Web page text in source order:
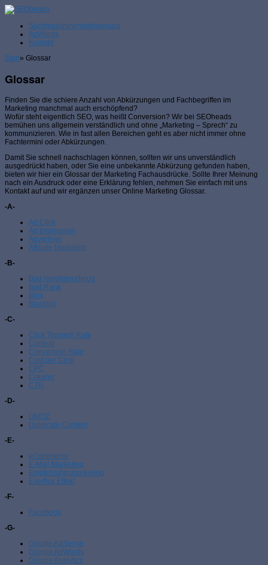
Suchmaschinenoptimierung
AdWords
Kontakt
Start» Glossar
Glossar
Finden Sie die schiere Anzahl von Abkürzungen und Fachbegriffen im
Marketing manchmal auch erschöpfend?
Wofür steht eigentlich SEO, was heißt Conversion? Wir bei SEOheads
bemühen uns allgemein verständlich und ohne „Marketing – Sprech“ zu
kommunizieren. Wie in fast allen Bereichen geht es aber nicht immer ohne
Fachtermini oder Abkürzungen.
Damit Sie schnell nachschlagen können, sollten wir uns unverständlich
ausgedrückt haben, oder Sie eine unbekannte Abkürzung gefunden haben,
bieten wir hier ein Glossar der Marketing Fachausdrücke. Sollte Ihrer Meinung
nach ein Ausdruck oder eine Erklärung fehlen, nehmen Sie einfach mit uns
Kontakt auf und wir ergänzen unser Online Marketing Glossar.
-A-
Ad Click
Ad Impression
Advertiser
Affiliate Marketing
-B-
Bad Neighbourhood
Bad Rank
Bing
Blacklist
-C-
Click Through Rate
Content
Conversion Rate
Cost per Click
CPC
Crawler
CTR
-D-
DMOZ
Dublicate Content
-E-
eCommerce
E-Mail Marketing
Empfehlungsmarketing
Everflux Effekt
-F-
Facebook
-G-
Google AdSense
Google AdWords
Google Analytics